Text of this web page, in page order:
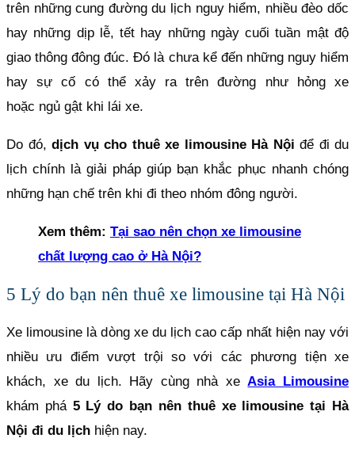
trên những cung đường du lịch nguy hiểm, nhiều đèo dốc
hay những dịp lễ, tết ​​hay những ngày cuối tuần mật độ
giao thông đông đúc. Đó là chưa kể đến những nguy hiểm
hay sự cố có thể xảy ra trên đường như hỏng xe
hoặc ngủ gật khi lái xe.
Do đó, dịch vụ cho thuê xe limousine Hà Nội để đi du
lịch chính là giải pháp giúp bạn khắc phục nhanh chóng
những hạn chế trên khi đi theo nhóm đông người.
Xem thêm: Tại sao nên chọn xe limousine
chất lượng cao ở Hà Nội?
5 Lý do bạn nên thuê xe limousine tại Hà Nội
Xe limousine là dòng xe du lịch cao cấp nhất hiện nay với
nhiều ưu điểm vượt trội so với các phương tiện xe
khách, xe du lịch. Hãy cùng nhà xeAsia Limousine
khám phá 5 Lý do bạn nên thuê xe limousine tại Hà
Nội đi du lịch hiện nay.